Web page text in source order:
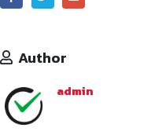
Author
admin